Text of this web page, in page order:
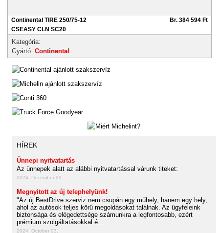
Continental TIRE 250/75-12
CSEASY CLN SC20
Br. 384 594 Ft
Kategória:
Gyártó: Continental
HÍREK
Ünnepi nyitvatartás
Az ünnepek alatt az alábbi nyitvatartással várunk titeket:
2024. December 23.
Megnyitott az új telephelyünk!
"Az új BestDrive szerviz nem csupán egy műhely, hanem egy hely,
ahol az autósok teljes körű megoldásokat találnak. Az ügyfeleink
biztonsága és elégedettsége számunkra a legfontosabb, ezért
prémium szolgáltatásokkal é...
2024. October 03.